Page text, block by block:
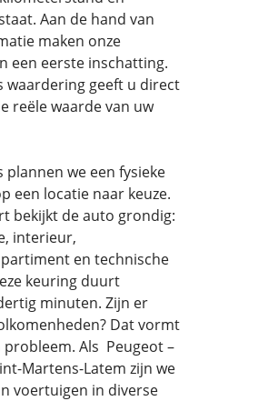
Aan de hand van
maken onze
een eerste inschatting.
waardering geeft u direct
reële waarde van uw
plannen we een fysieke
een locatie naar keuze.
bekijkt de auto grondig:
interieur,
en technische
keuring duurt
minuten. Zijn er
Dat vormt
probleem. Als Peugeot –
Martens-Latem zijn we
voertuigen in diverse